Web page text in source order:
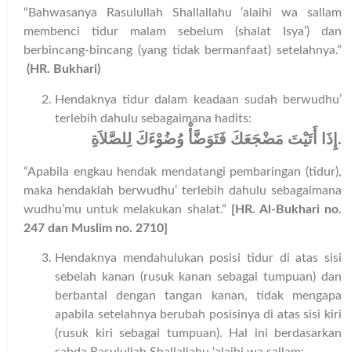
“Bahwasanya Rasulullah Shallallahu ‘alaihi wa sallam
membenci tidur malam sebelum (shalat Isya’) dan
berbincang-bincang (yang tidak bermanfaat) setelahnya.”
(HR. Bukhari)
Hendaknya tidur dalam keadaan sudah berwudhu’
terlebih dahulu sebagaimana hadits:
إِذَا أَتَيْتَ مَضْجَعَكَ فَتَوَضَّأْ وُضُوْءَكَ لِلصَّلاَةِ .
“Apabila engkau hendak mendatangi pembaringan (tidur),
maka hendaklah berwudhu’ terlebih dahulu sebagaimana
wudhu’mu untuk melakukan shalat.”
[HR. Al-Bukhari no.
247 dan Muslim no. 2710]
Hendaknya mendahulukan posisi tidur di atas sisi
sebelah kanan (rusuk kanan sebagai tumpuan) dan
berbantal dengan tangan kanan, tidak mengapa
apabila setelahnya berubah posisinya di atas sisi kiri
(rusuk kiri sebagai tumpuan). Hal ini berdasarkan